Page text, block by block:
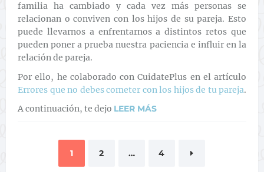
familia ha cambiado y cada vez más personas se
relacionan o conviven con los hijos de su pareja. Esto
puede llevarnos a enfrentarnos a distintos retos que
pueden poner a prueba nuestra paciencia e influir en la
relación de pareja.
Por ello, he colaborado con CuidatePlus en el artículo
Errores que no debes cometer con los hijos de tu pareja.
A continuación, te dejo LEER MÁS
Paginación de entradas
1 2 … 4